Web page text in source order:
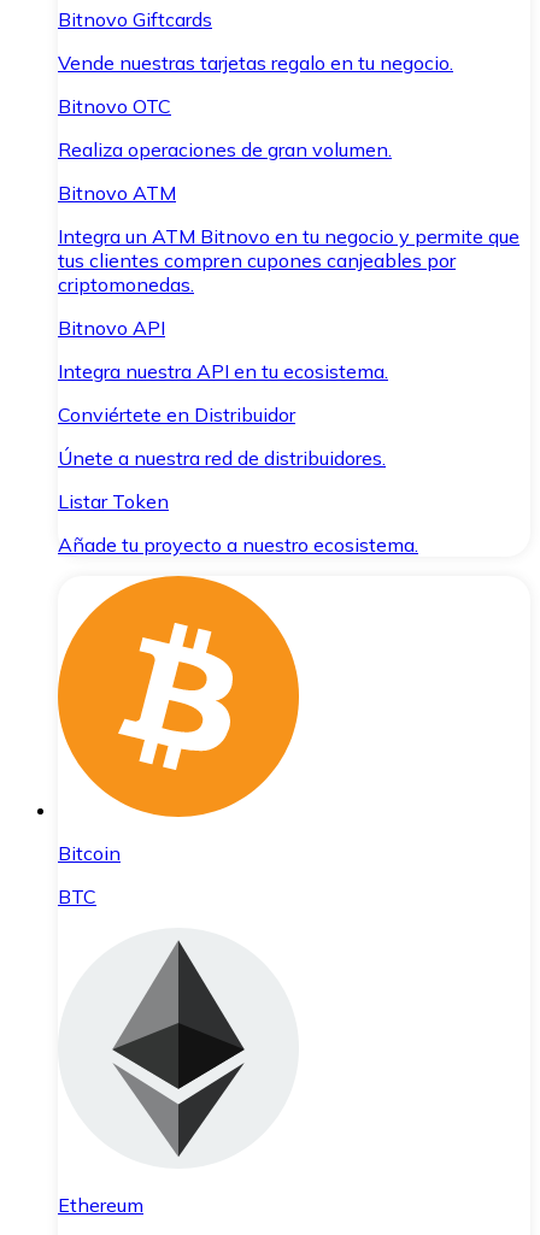
Bitnovo Giftcards
Vende nuestras tarjetas regalo en tu negocio.
Bitnovo OTC
Realiza operaciones de gran volumen.
Bitnovo ATM
Integra un ATM Bitnovo en tu negocio y permite que
tus clientes compren cupones canjeables por
criptomonedas.
Bitnovo API
Integra nuestra API en tu ecosistema.
Conviértete en Distribuidor
Únete a nuestra red de distribuidores.
Listar Token
Añade tu proyecto a nuestro ecosistema.
Bitcoin
BTC
Ethereum